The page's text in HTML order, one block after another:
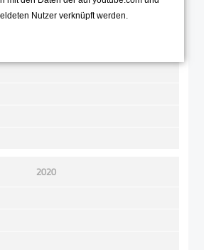
2020
Nutzer verknüpft werden.